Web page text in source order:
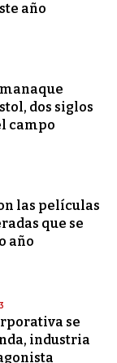
año
dos siglos
campo
las películas
que se
año
se
industria